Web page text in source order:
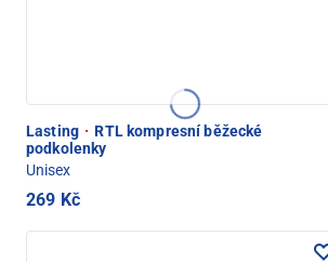
Lasting · RTL kompresní běžecké
podkolenky
Unisex
269 Kč